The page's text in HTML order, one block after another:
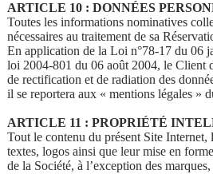
ARTICLE 10 : DONNÉES
Toutes les informations nominatives
nécessaires au traitement de sa
En application de la Loi n°78-17 du 06
loi 2004-801 du 06 août 2004, le Client
de rectification et de radiation des
il se reportera aux « mentions légales »
ARTICLE 11 : PROPRIÉTÉ
Tout le contenu du présent Site Internet,
textes, logos ainsi que leur mise en
de la Société, à l’exception des